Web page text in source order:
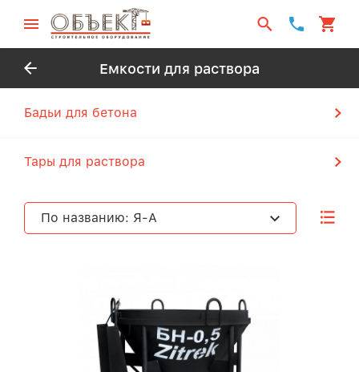
Емкости для раствора
Бадьи для бетона
Тары для раствора
По названию: Я-А